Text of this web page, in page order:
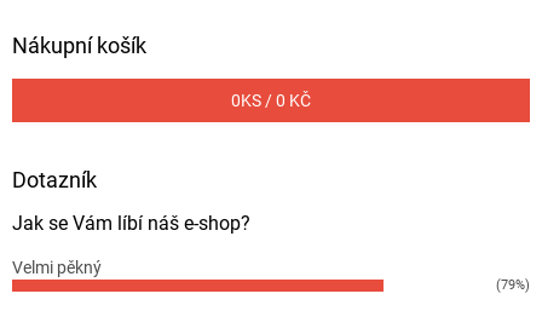
Nákupní košík
0KS /0 KČ
Dotazník
Jak se Vám líbí náš e-shop?
Velmi pěkný
(79%)